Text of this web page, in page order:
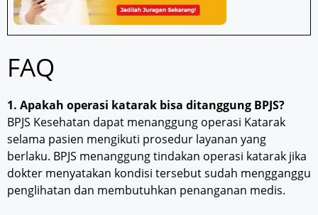
FAQ
1. Apakah operasi katarak bisa ditanggung BPJS?
BPJS Kesehatan dapat menanggung operasi Katarak
selama pasien mengikuti prosedur layanan yang
berlaku. BPJS menanggung tindakan operasi katarak jika
dokter menyatakan kondisi tersebut sudah mengganggu
penglihatan dan membutuhkan penanganan medis.